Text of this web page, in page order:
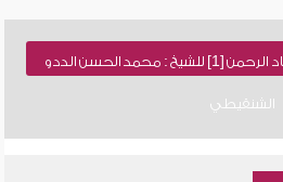
نسخة نصية للطباعة , عباد الرحمن [1] للشيخ : محمد الحسن الددو
الشنقيطي